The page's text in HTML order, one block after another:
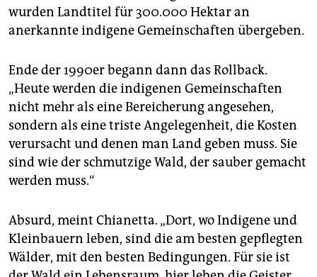
wurden Landtitel für 300.000 Hektar an
anerkannte indigene Gemeinschaften übergeben.
Ende der 1990er begann dann das Rollback.
„Heute werden die indigenen Gemeinschaften
nicht mehr als eine Bereicherung angesehen,
sondern als eine triste Angelegenheit, die Kosten
verursacht und denen man Land geben muss. Sie
sind wie der schmutzige Wald, der sauber gemacht
werden muss.“
Absurd, meint Chianetta. „Dort, wo Indigene und
Kleinbauern leben, sind die am besten gepflegten
Wälder, mit den besten Bedingungen. Für sie ist